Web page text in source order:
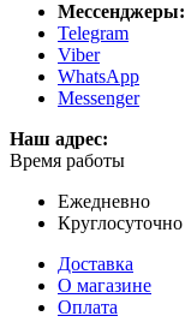
Мессенджеры:
Telegram
Viber
WhatsApp
Messenger
Наш адрес:
Время работы
Ежедневно
Круглосуточно
Доставка
О магазине
Оплата